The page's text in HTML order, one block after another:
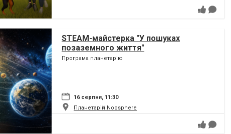
STEAM-майстерка "У пошуках
позаземного життя"
Програма планетарію
16 серпня, 11:30
Планетарій Noosphere